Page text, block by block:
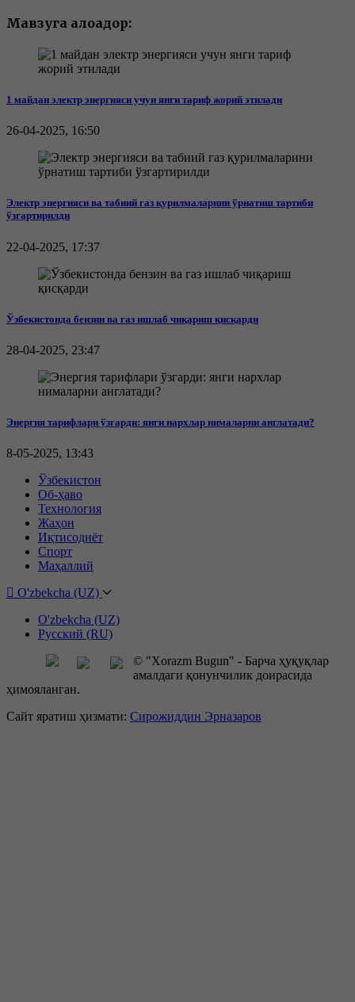
Мавзуга алоқадор:
1 майдан электр энергияси учун янги тариф жорий этилади
26-04-2025, 16:50
Электр энергияси ва табиий газ қурилмаларини ўрнатиш тартиби
ўзгартирилди
22-04-2025, 17:37
Ўзбекистонда бензин ва газ ишлаб чиқариш қисқарди
28-04-2025, 23:47
Энергия тарифлари ўзгарди: янги нархлар нималарни англатади?
8-05-2025, 13:43
Ўзбекистон
Об-ҳаво
Технология
Жаҳон
Иқтисодиёт
Спорт
Маҳаллий
O'zbekcha (UZ)
O'zbekcha (UZ)
Русский (RU)
© "Xorazm Bugun" - Барча ҳуқуқлар
амалдаги қонунчилик доирасида
ҳимояланган.
Сайт яратиш ҳизмати: Сирожиддин Эрназаров